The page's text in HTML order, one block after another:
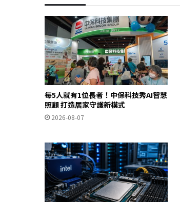
每5人就有1位長者！中保科技秀AI智慧
照顧 打造居家守護新模式
2026-08-07